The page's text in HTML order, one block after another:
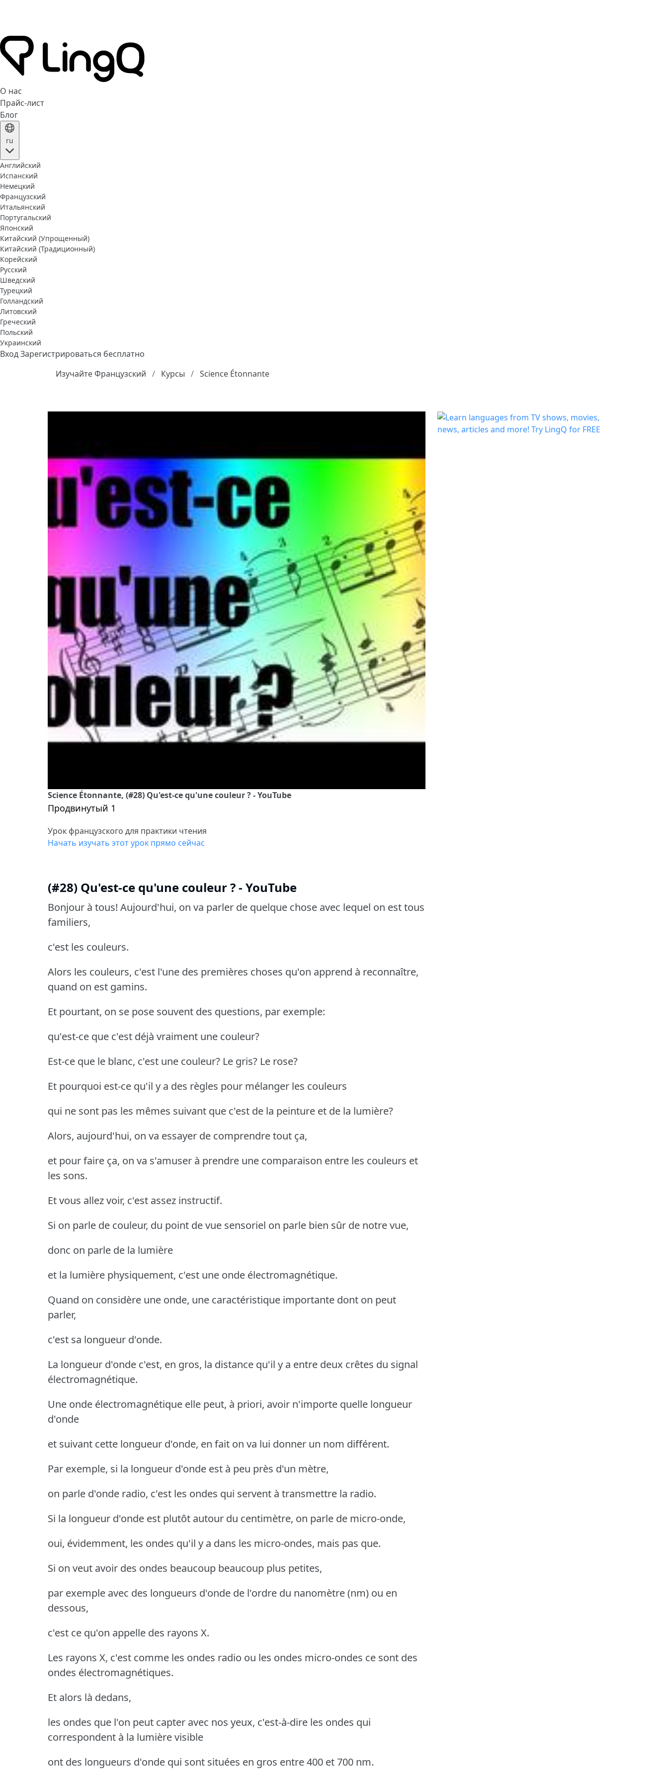
О нас
Прайс-лист
Блог
ru
Английский
Испанский
Немецкий
Французский
Итальянский
Португальский
Японский
Китайский (Упрощенный)
Китайский (Традиционный)
Корейский
Русский
Шведский
Турецкий
Голландский
Литовский
Греческий
Польский
Украинский
ВходЗарегистрироваться бесплатно
Изучайте Французский
Курсы Science Étonnante
Science Étonnante, (#28) Qu'est-ce qu'une couleur ? - YouTube
Продвинутый 1
Урок французского для практики чтения
Начать изучать этот урок прямо сейчас
(#28) Qu'est-ce qu'une couleur ? - YouTube
Bonjour à tous! Aujourd'hui, on va parler de quelque chose avec lequel on est tous
familiers,
c'est les couleurs.
Alors les couleurs, c'est l'une des premières choses qu'on apprend à reconnaître,
quand on est gamins.
Et pourtant, on se pose souvent des questions, par exemple:
qu'est-ce que c'est déjà vraiment une couleur?
Est-ce que le blanc, c'est une couleur? Le gris? Le rose?
Et pourquoi est-ce qu'il y a des règles pour mélanger les couleurs
qui ne sont pas les mêmes suivant que c'est de la peinture et de la lumière?
Alors, aujourd'hui, on va essayer de comprendre tout ça,
et pour faire ça, on va s'amuser à prendre une comparaison entre les couleurs et
les sons.
Et vous allez voir, c'est assez instructif.
Si on parle de couleur, du point de vue sensoriel on parle bien sûr de notre vue,
donc on parle de la lumière
et la lumière physiquement, c'est une onde électromagnétique.
Quand on considère une onde, une caractéristique importante dont on peut
parler,
c'est sa longueur d'onde.
La longueur d'onde c'est, en gros, la distance qu'il y a entre deux crêtes du signal
électromagnétique.
Une onde électromagnétique elle peut, à priori, avoir n'importe quelle longueur
d'onde
et suivant cette longueur d'onde, en fait on va lui donner un nom différent.
Par exemple, si la longueur d'onde est à peu près d'un mètre,
on parle d'onde radio, c'est les ondes qui servent à transmettre la radio.
Si la longueur d'onde est plutôt autour du centimètre, on parle de micro-onde,
oui, évidemment, les ondes qu'il y a dans les micro-ondes, mais pas que.
Si on veut avoir des ondes beaucoup beaucoup plus petites,
par exemple avec des longueurs d'onde de l'ordre du nanomètre (nm) ou en
dessous,
c'est ce qu'on appelle des rayons X.
Les rayons X, c'est comme les ondes radio ou les ondes micro-ondes ce sont des
ondes électromagnétiques.
Et alors là dedans,
les ondes que l'on peut capter avec nos yeux, c'est-à-dire les ondes qui
correspondent à la lumière visible
ont des longueurs d'onde qui sont situées en gros entre 400 et 700 nm.